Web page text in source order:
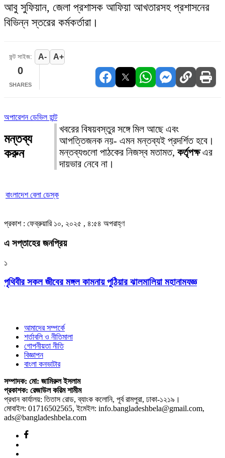
আবু সুফিয়ান, জেলা প্রশাসক আফিয়া আখতারসহ প্রশাসনের
বিভিন্ন স্তরের কর্মকর্তারা।
ফন্ট সাইজ: A- A+
0
SHARES
অপারেশন ডেভিল হান্ট
মন্তব্য
করুন
খবরের বিষয়বস্তুর সঙ্গে মিল আছে এবং
আপত্তিজনক নয়- এমন মন্তব্যই প্রদর্শিত হবে।
মন্তব্যগুলো পাঠকের নিজস্ব মতামত, কর্তৃপক্ষএর
দায়ভার নেবে না।
বাংলাদেশ বেলা ডেস্ক
প্রকাশ : ফেব্রুয়ারি ১০, ২০২৫ , ৪:৫৪ অপরাহ্ণ
এ সপ্তাহের জনপ্রিয়
১
পৃথিবীর সকল জীবের মঙ্গল কামনায় পুঠিয়ার ঝালমালিয়া মহানামযজ্ঞ
আমাদের সম্পর্কে
শর্তাবলি ও নীতিমালা
গোপনীয়তা নীতি
বিজ্ঞাপন
বাংলা কনভাটার
সম্পাদক: মো: জামিরুল ইসলাম
প্রকাশক: রেজাউল করিম শামীম
প্রধান কার্যালয়: তিতাস রোড, ব্যাংক কলোনি, পূর্ব রামপুরা, ঢাকা-১২১৯।
মোবাইল: 01716502565, ইমেইল: info.bangladeshbela@gmail.com,
ads@bangladeshbela.com